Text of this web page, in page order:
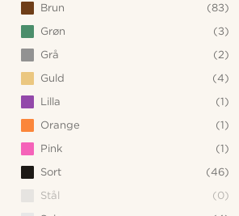
Brun
(83)
Grøn
(3)
Grå
(2)
Guld
(4)
Lilla
(1)
Orange
(1)
Pink
(1)
Sort
(46)
Stål
(0)